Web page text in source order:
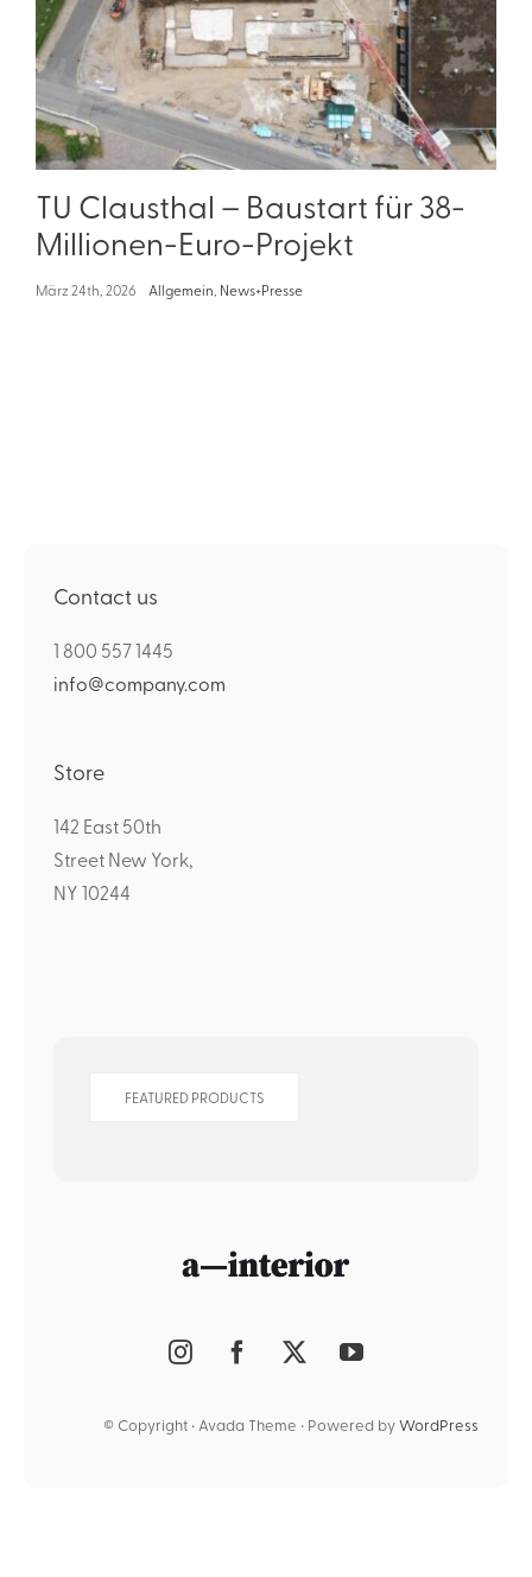
TU Clausthal – Baustart für 38-
Millionen-Euro-Projekt
März 24th, 2026 Allgemein News+Presse
Contact us
1 800 557 1445
info@company.com
Store
142 East 50th
Street New York,
NY 10244
FEATURED PRODUCTS
© Copyright • Avada Theme • Powered byWordPress